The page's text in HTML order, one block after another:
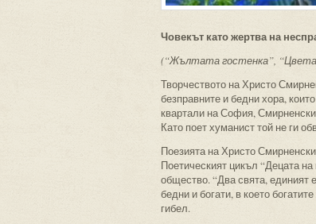
Човекът като жертва на
(“Жълтата гостенка”,
Творчеството на Христо
безправните и бедни хора,
квартали на София,
Като поет хуманист той не ги
Поезията на Христо
Поетическият цикъл “Децата
общество. “Два свята, единият
бедни и богати, в което
гибел.